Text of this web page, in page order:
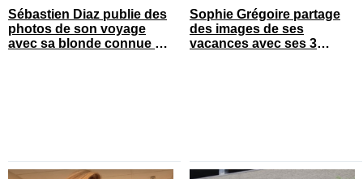
Sébastien Diaz publie des
photos de son voyage
avec sa blonde connue en
Sophie Grégoire partage
des images de ses
vacances avec ses 3